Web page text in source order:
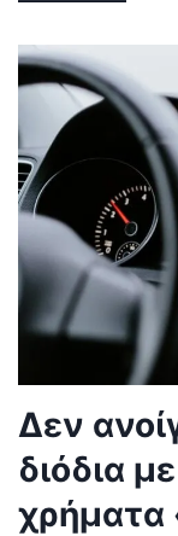
Δεν
διόδια
χρήματα